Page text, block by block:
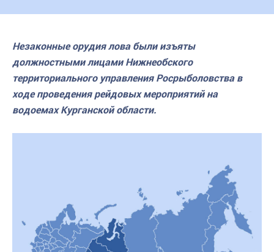
Незаконные орудия лова были изъяты
должностными лицами Нижнеобского
территориального управления Росрыболовства в
ходе проведения рейдовых мероприятий на
водоемах Курганской области.